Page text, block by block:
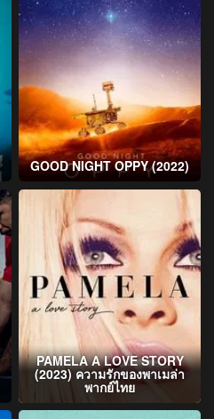
GOOD NIGHT OPPY (2022)
PAMELA A LOVE STORY
(2023) ความรักของพาเมล่า
พากย์ไทย